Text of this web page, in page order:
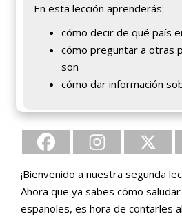
En esta lección aprenderás:
cómo decir de qué país
cómo preguntar a otras
son
cómo dar información
¡Bienvenido a nuestra segunda
Ahora que ya sabes cómo
españoles, es hora de contarles